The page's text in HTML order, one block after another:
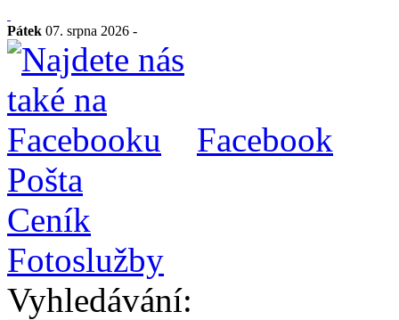
Pátek 07. srpna 2026 -
Facebook
Pošta
Ceník
Fotoslužby
Vyhledávání: